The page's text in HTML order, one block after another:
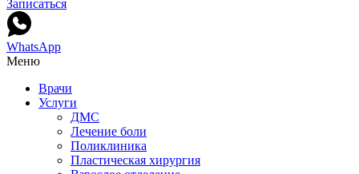
Записаться
WhatsApp
Меню
Врачи
Услуги
ДМС
Лечение боли
Поликлиника
Пластическая хирургия